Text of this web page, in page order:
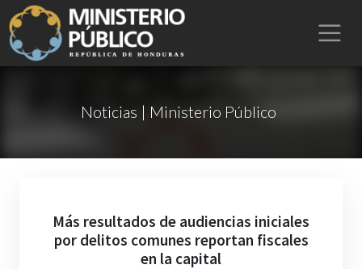
Noticias | Ministerio Público
Más resultados de audiencias iniciales
por delitos comunes reportan fiscales
en la capital